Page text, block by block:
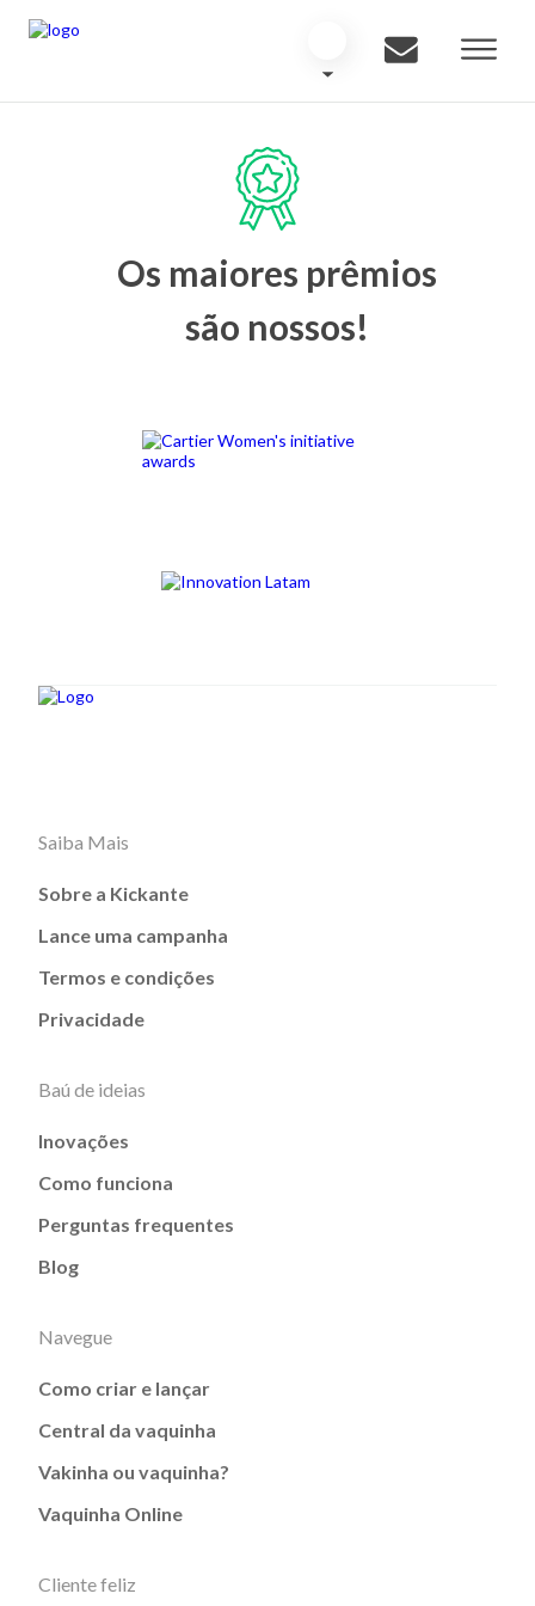
Os maiores prêmios
são nossos!
Saiba Mais
Sobre a Kickante
Lance uma campanha
Termos e condições
Privacidade
Baú de ideias
Inovações
Como funciona
Perguntas frequentes
Blog
Navegue
Como criar e lançar
Central da vaquinha
Vakinha ou vaquinha?
Vaquinha Online
Cliente feliz